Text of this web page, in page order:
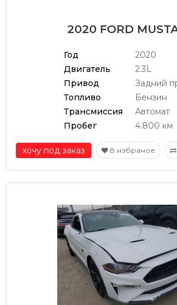
2020 FORD
Год
2020
Двигатель
2.3L
Привод
Задний
Топливо
Бензин
Трансмиссия
Автомат
Пробег
4.800 км
хочу под заказ В избраное